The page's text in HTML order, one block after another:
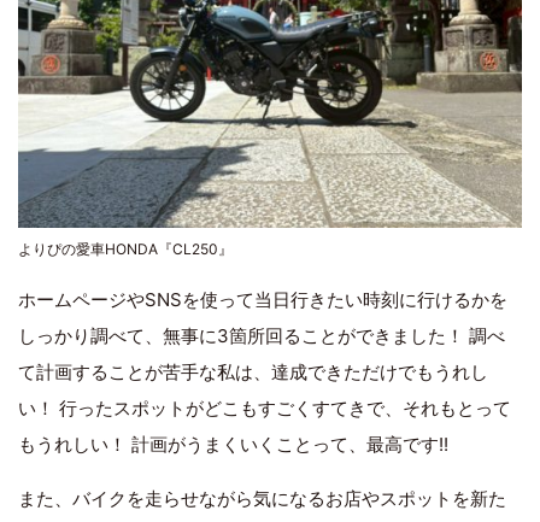
よりぴの愛車HONDA『CL250』
ホームページやSNSを使って当日行きたい時刻に行けるかを
しっかり調べて、無事に3箇所回ることができました！ 調べ
て計画することが苦手な私は、達成できただけでもうれし
い！ 行ったスポットがどこもすごくすてきで、それもとって
もうれしい！ 計画がうまくいくことって、最高です!!
また、バイクを走らせながら気になるお店やスポットを新た